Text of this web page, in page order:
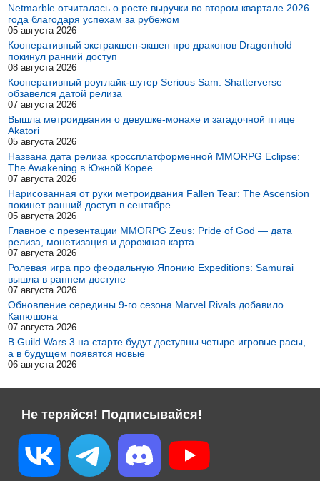
Netmarble отчиталась о росте выручки во втором квартале 2026
года благодаря успехам за рубежом
05 августа 2026
Кооперативный экстракшен-экшен про драконов Dragonhold
покинул ранний доступ
08 августа 2026
Кооперативный роуглайк-шутер Serious Sam: Shatterverse
обзавелся датой релиза
07 августа 2026
Вышла метроидвания о девушке-монахе и загадочной птице
Akatori
05 августа 2026
Названа дата релиза кроссплатформенной MMORPG Eclipse:
The Awakening в Южной Корее
07 августа 2026
Нарисованная от руки метроидвания Fallen Tear: The Ascension
покинет ранний доступ в сентябре
05 августа 2026
Главное с презентации MMORPG Zeus: Pride of God — дата
релиза, монетизация и дорожная карта
07 августа 2026
Ролевая игра про феодальную Японию Expeditions: Samurai
вышла в раннем доступе
07 августа 2026
Обновление середины 9-го сезона Marvel Rivals добавило
Капюшона
07 августа 2026
В Guild Wars 3 на старте будут доступны четыре игровые расы,
а в будущем появятся новые
06 августа 2026
Не теряйся! Подписывайся!